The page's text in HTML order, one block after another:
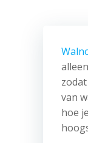
van
hoe